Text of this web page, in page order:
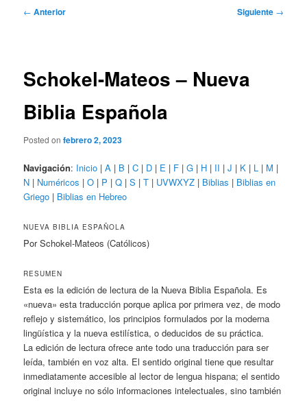
Navegación
← Anterior Siguiente →
Schokel-Mateos – Nueva
Biblia Española
Posted onfebrero 2, 2023
Navigación: Inicio |A | B |C | D | E | F |G | H | II |J | K | L | M |
N | Numéricos |O | P |Q |S |T | UVWXYZ | Biblias | Biblias en
Griego | Biblias en Hebreo
NUEVA BIBLIA ESPAÑOLA
Por Schokel-Mateos (Católicos)
RESUMEN
Esta es la edición de lectura de la Nueva Biblia Española. Es
«nueva» esta traducción porque aplica por primera vez, de modo
reflejo y sistemático, los principios formulados por la moderna
lingüística y la nueva estilística, o deducidos de su práctica.
La edición de lectura ofrece ante todo una traducción para ser
leída, también en voz alta. El sentido original tiene que resultar
inmediatamente accesible al lector de lengua hispana; el sentido
original incluye no sólo informaciones intelectuales, sino también